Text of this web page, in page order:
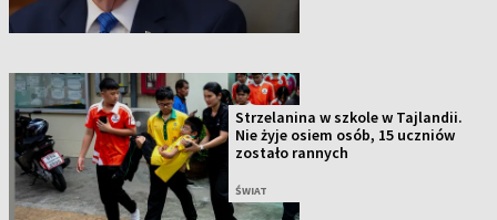
Strzelanina w szkole w Tajlandii.
Nie żyje osiem osób, 15 uczniów
zostało rannych
ŚWIAT